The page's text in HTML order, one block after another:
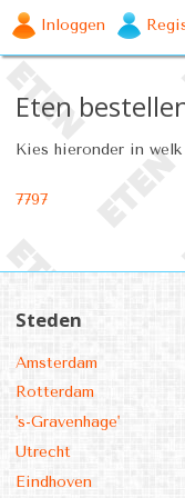
Inloggen
Eten
Kies hieronder in
7797
Steden
Amsterdam
Rotterdam
's-Gravenhage'
Utrecht
Eindhoven